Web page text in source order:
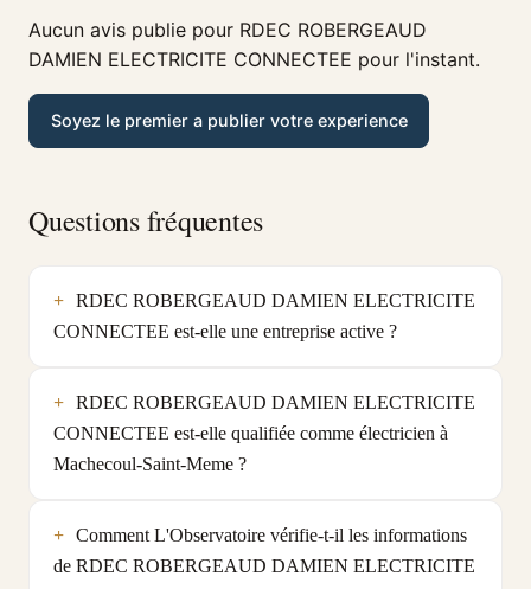
Aucun avis publie pour RDEC ROBERGEAUD
DAMIEN ELECTRICITE CONNECTEE pour l'instant.
Soyez le premier a publier votre experience
Questions fréquentes
RDEC ROBERGEAUD DAMIEN ELECTRICITE
CONNECTEE est-elle une entreprise active ?
RDEC ROBERGEAUD DAMIEN ELECTRICITE
CONNECTEE est-elle qualifiée comme électricien à
Machecoul-Saint-Meme ?
Comment L'Observatoire vérifie-t-il les informations
de RDEC ROBERGEAUD DAMIEN ELECTRICITE